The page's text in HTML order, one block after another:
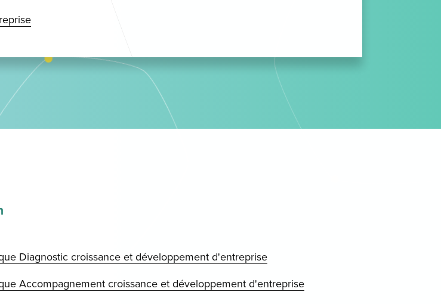
Diagnostic croissance et développement d'entreprise
Accompagnement croissance et développement d'entreprise